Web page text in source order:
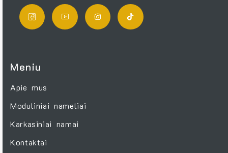
Meniu
Apie mus
Moduliniai nameliai
Karkasiniai namai
Kontaktai